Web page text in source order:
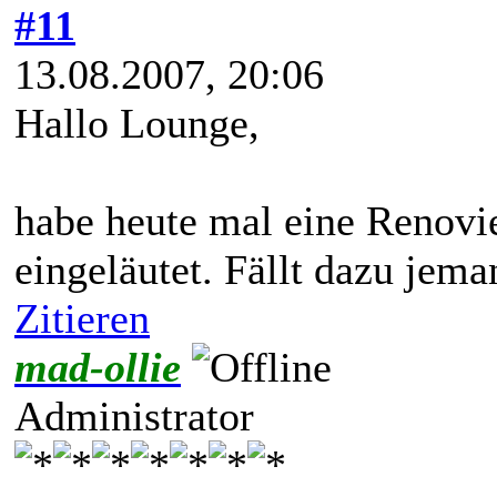
#11
13.08.2007, 20:06
Hallo Lounge,
habe heute mal eine
eingeläutet. Fällt dazu
Zitieren
mad-ollie
Administrator